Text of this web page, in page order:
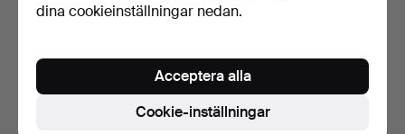
Bevaka sökning
dina cookieinställningar nedan.
Cookie-inställningar
Acceptera alla